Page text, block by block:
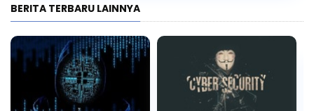
BERITA TERBARU LAINNYA